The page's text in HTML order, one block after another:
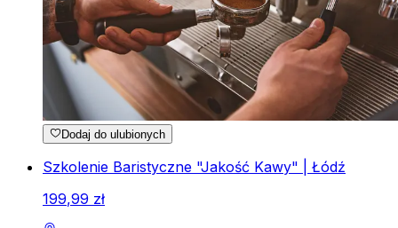
Dodaj do ulubionych
Szkolenie Baristyczne "Jakość Kawy" | Łódź
199,99 zł